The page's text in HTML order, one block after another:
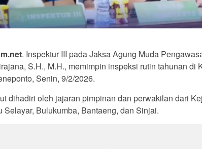
. Inspektur III pada Jaksa Agung Muda
S.H., M.H., memimpin inspeksi rutin tahunan di
Senin, 9/2/2026.
dihadiri oleh jajaran pimpinan dan perwakilan dari
Bulukumba, Bantaeng, dan Sinjai.